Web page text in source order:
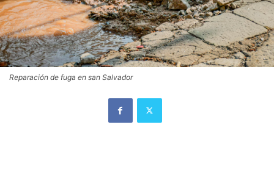
Reparación de fuga en san Salvador